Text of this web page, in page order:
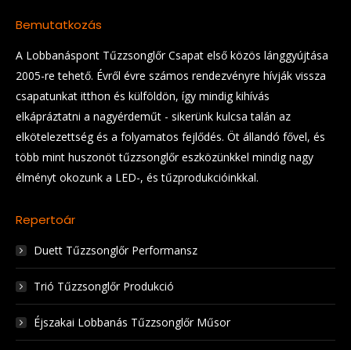
Bemutatkozás
A Lobbanáspont Tűzzsonglőr Csapat első közös lánggyújtása
2005-re tehető. Évről évre számos rendezvényre hívják vissza
csapatunkat itthon és külföldön, így mindig kihívás
elkápráztatni a nagyérdeműt - sikerünk kulcsa talán az
elkötelezettség és a folyamatos fejlődés. Öt állandó fővel, és
több mint huszonöt tűzzsonglőr eszközünkkel mindig nagy
élményt okozunk a LED-, és tűzprodukcióinkkal.
Repertoár
Duett Tűzzsonglőr Performansz
Trió Tűzzsonglőr Produkció
Éjszakai Lobbanás Tűzzsonglőr Műsor